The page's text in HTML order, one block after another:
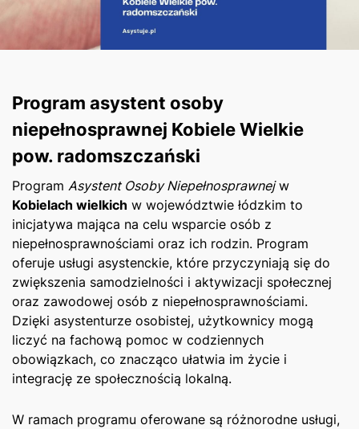
Program asystent osoby
niepełnosprawnej Kobiele Wielkie
pow. radomszczański
Program Asystent Osoby Niepełnosprawnejw
Kobielach wielkich w województwie łódzkim to
inicjatywa mająca na celu wsparcie osób z
niepełnosprawnościami oraz ich rodzin. Program
⁢oferuje usługi asystenckie, które przyczyniają się ‌do ​
zwiększenia samodzielności​ i aktywizacji społecznej
oraz⁣ zawodowej osób z niepełnosprawnościami.
Dzięki asystenturze osobistej, użytkownicy mogą
⁢liczyć na fachową pomoc w‌ codziennych
obowiązkach, co znacząco ułatwia ‌im życie i ​
integrację ze społecznością lokalną.
W ‍ramach programu oferowane są różnorodne usługi,